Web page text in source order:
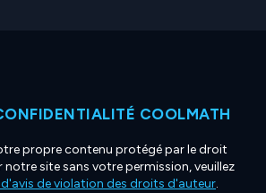
COOLMATH
propre contenu protégé par le droit
site sans votre permission, veuillez
de violation des droits d'auteur.